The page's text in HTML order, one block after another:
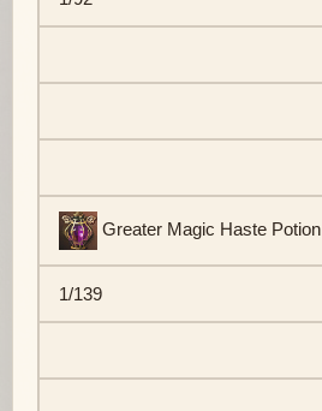
Greater Magic Haste Potion
1/139